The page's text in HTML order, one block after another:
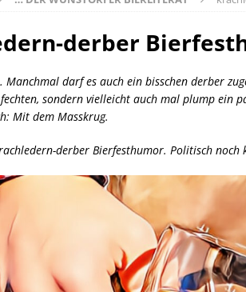
derber
darf es auch ein bisschen derber
sondern vielleicht auch mal plump ein
Mit dem Masskrug.
derber Bierfesthumor. Politisch